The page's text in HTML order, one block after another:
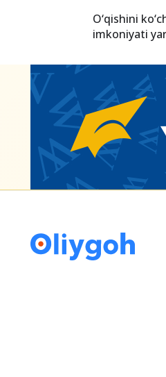
yengilliklar
O‘qishini
imkoniyati